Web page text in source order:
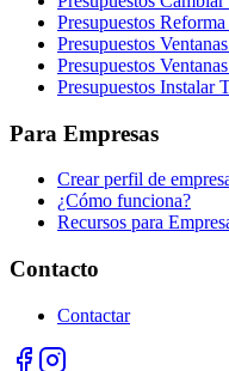
Presupuestos
Presupuestos
Presupuestos
Presupuestos Instalar
Para Empresas
Crear perfil de
¿Cómo funciona?
Recursos para
Contacto
Contactar